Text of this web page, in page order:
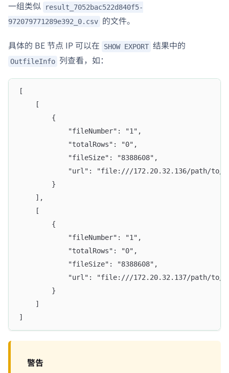
一组类似
result_7052bac522d840f5-
972079771289e392_0.csv 的文件。
具体的 BE 节点 IP 可以在 SHOW EXPORT 结果中的
OutfileInfo 列查看，如：
[
    [
        {
            "fileNumber": "1",
            "totalRows": "0",
            "fileSize": "8388608",
"url": "file:///172.20.32.136/path/to/
        }
    ],
    [
        {
            "fileNumber": "1",
            "totalRows": "0",
            "fileSize": "8388608",
"url": "file:///172.20.32.137/path/to/
        }
    ]
]
警告